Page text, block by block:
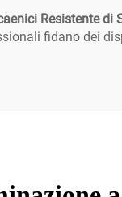
Resistente di
fidano dei